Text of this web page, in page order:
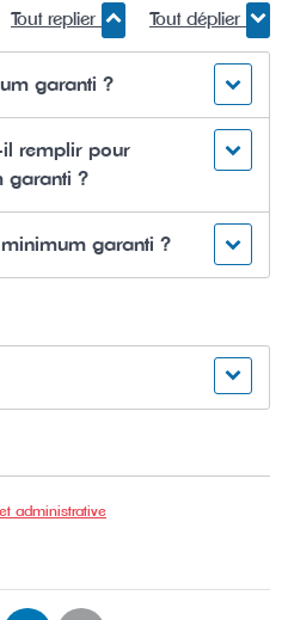
Tout replier Tout déplier
garanti ?
il remplir pour
garanti ?
garanti ?
administrative